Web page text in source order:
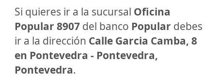
Si quieres ir a la sucursal Oficina
Popular 8907 del banco Popular debes
ir a la dirección Calle Garcia Camba, 8
en Pontevedra - Pontevedra,
Pontevedra.